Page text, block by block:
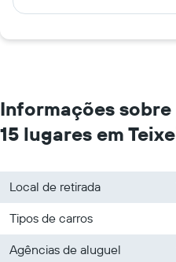
Informações
15 lugares em
Local de retirada
Tipos de carros
Agências de aluguel